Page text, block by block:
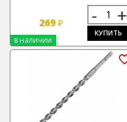
269₽ - +
КУПИТЬ
в наличии